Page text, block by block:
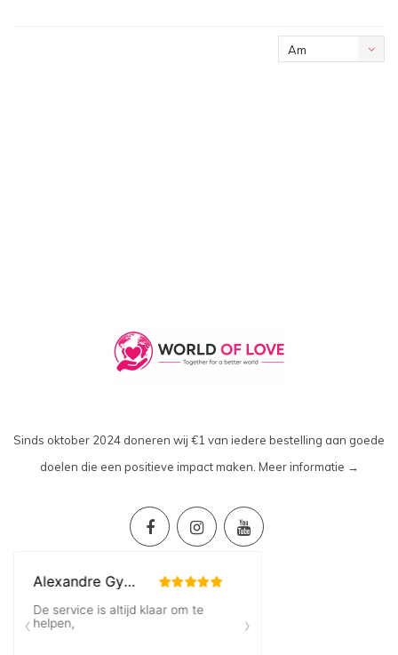
Am
Sinds oktober 2024 doneren wij €1 van iedere bestelling aan goede
doelen die een positieve impact maken. Meer informatie →